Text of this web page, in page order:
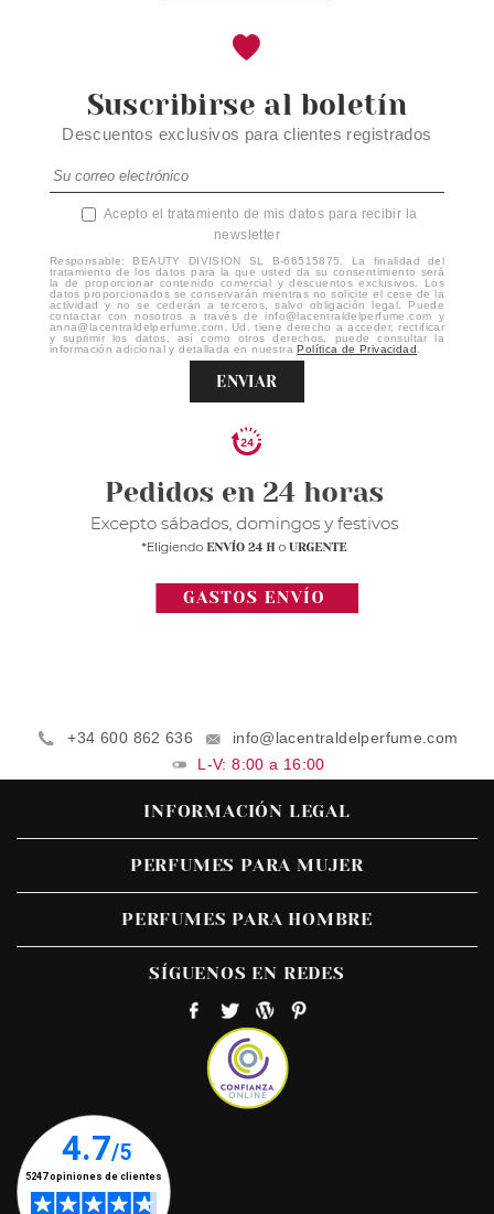
Suscribirse al boletín
Descuentos exclusivos para clientes registrados
Acepto el tratamiento de mis datos para recibir la
newsletter
Responsable: BEAUTY DIVISION SL B-66515875. La finalidad del
tratamiento de los datos para la que usted da su consentimiento será
la de proporcionar contenido comercial y descuentos exclusivos. Los
datos proporcionados se conservarán mientras no solicite el cese de la
actividad y no se cederán a terceros, salvo obligación legal. Puede
contactar con nosotros a través de info@lacentraldelperfume.com y
anna@lacentraldelperfume.com. Ud. tiene derecho a acceder, rectificar
y suprimir los datos, así como otros derechos, puede consultar la
información adicional y detallada en nuestra Política de Privacidad .
ENVIAR
+34 600 862 636
info@lacentraldelperfume.com
L-V: 8:00 a 16:00
INFORMACIÓN LEGAL
PERFUMES PARA MUJER
PERFUMES PARA HOMBRE
SÍGUENOS EN REDES